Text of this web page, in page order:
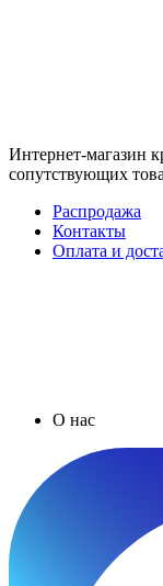
Интернет-магазин
сопутствующих
Распродажа
Контакты
Оплата и
О нас